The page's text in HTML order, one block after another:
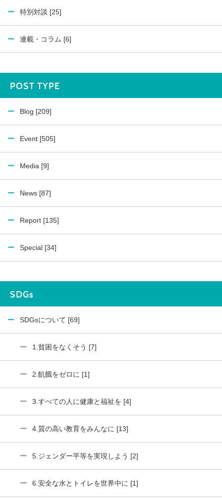
特別対談 [25]
連載・コラム [6]
POST TYPE
Blog [209]
Event [505]
Media [9]
News [87]
Report [135]
Special [34]
SDGs
SDGsについて [69]
1.貧困をなくそう [7]
2.飢餓をゼロに [1]
3.すべての人に健康と福祉を [4]
4.質の高い教育をみんなに [13]
5.ジェンダー平等を実現しよう [2]
6.安全な水とトイレを世界中に [1]